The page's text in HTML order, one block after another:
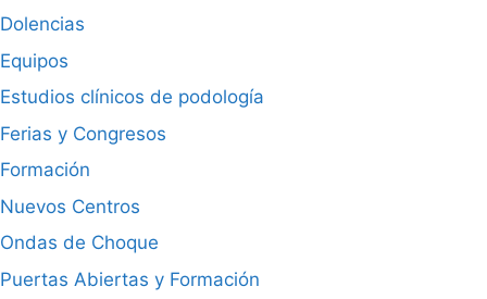
Dolencias
Equipos
Estudios clínicos de podología
Ferias y Congresos
Formación
Nuevos Centros
Ondas de Choque
Puertas Abiertas y Formación